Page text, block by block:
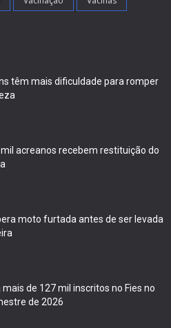
têm mais dificuldade para romper
mil acreanos recebem restituição do
moto furtada antes de ser levada
de 127 mil inscritos no Fies no
de 2026